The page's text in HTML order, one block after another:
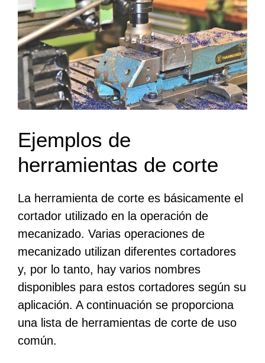
Ejemplos de
herramientas de corte
La herramienta de corte es básicamente el
cortador utilizado en la operación de
mecanizado. Varias operaciones de
mecanizado utilizan diferentes cortadores
y, por lo tanto, hay varios nombres
disponibles para estos cortadores según su
aplicación. A continuación se proporciona
una lista de herramientas de corte de uso
común.